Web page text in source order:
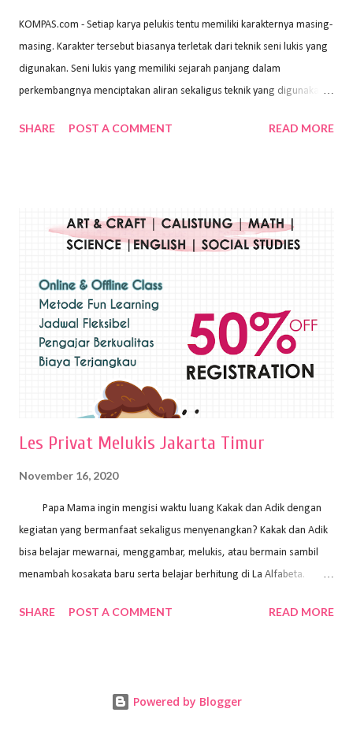
KOMPAS.com - Setiap karya pelukis tentu memiliki karakternya masing-
masing. Karakter tersebut biasanya terletak dari teknik seni lukis yang
digunakan. Seni lukis yang memiliki sejarah panjang dalam
perkembangnya menciptakan aliran sekaligus teknik yang digunakan.
Wayan Kun Adnyana, teknik yang berbeda tentunya akan
menggunakan bahan dasar cat air, cat akrilik, atau cat minyak dengan
sapuan warna cat yang tebal. Dengan memberikan sapuan warna
pelukis untuk menghasilkan lukisan yang mempesona dan tentunya
bernilai tinggi. Ciri teknik plakat Ciri-ciri teknik plakat, yaitu: Sapuan
warna yang kental dan tebal. Hasil lukisan menutupi seluruh bagian
medianya Mem...
SHARE POST A COMMENT READ MORE
Les Privat Melukis Jakarta Timur
November 16, 2020
Papa Mama ingin mengisi waktu luang Kakak dan Adik dengan
kegiatan yang bermanfaat sekaligus menyenangkan? Kakak dan Adik
bisa belajar mewarnai, menggambar, melukis, atau bermain sambil
menambah kosakata baru serta belajar berhitung di La Alfabeta.
kok untuk mengajar dengan metode yang fun, La Alfabeta
Alfabeta. ⁣⁣⁣⁣Ada pilihan online class maupun offline class lho! Cek
SHARE POST A COMMENT READ MORE
Powered by Blogger